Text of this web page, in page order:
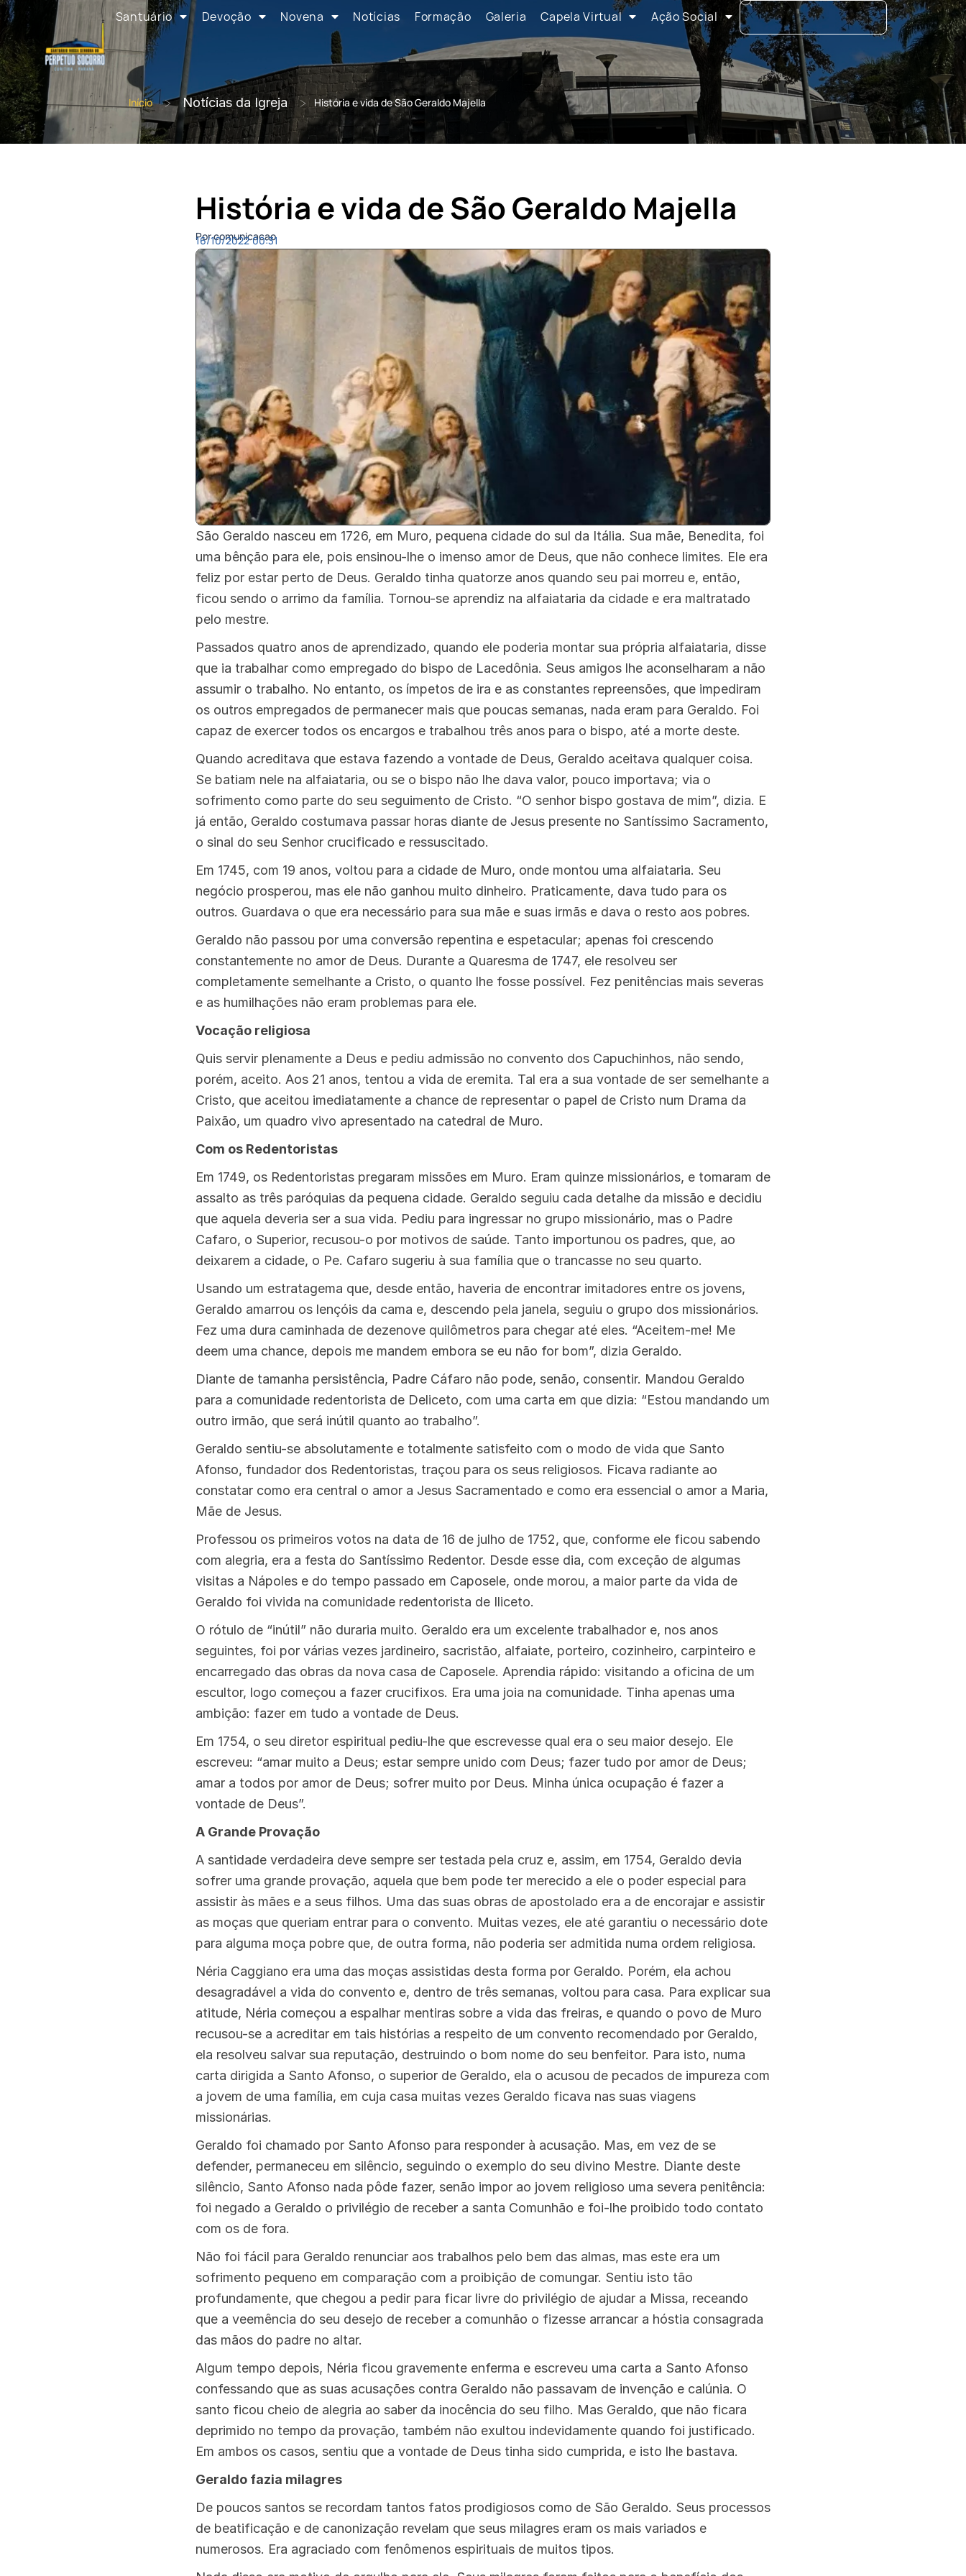
Santuário Devoção Novena Notícias Formação Galeria Capela Virtual Ação Social
Início > Notícias da Igreja > História e vida de São Geraldo Majella
História e vida de São Geraldo Majella
Por comunicacao
16/10/2022 00:31
São Geraldo nasceu em 1726, em Muro, pequena cidade do sul da Itália. Sua mãe, Benedita, foi
uma bênção para ele, pois ensinou-lhe o imenso amor de Deus, que não conhece limites. Ele era
feliz por estar perto de Deus. Geraldo tinha quatorze anos quando seu pai morreu e, então,
ficou sendo o arrimo da família. Tornou-se aprendiz na alfaiataria da cidade e era maltratado
pelo mestre.
Passados quatro anos de aprendizado, quando ele poderia montar sua própria alfaiataria, disse
que ia trabalhar como empregado do bispo de Lacedônia. Seus amigos lhe aconselharam a não
assumir o trabalho. No entanto, os ímpetos de ira e as constantes repreensões, que impediram
os outros empregados de permanecer mais que poucas semanas, nada eram para Geraldo. Foi
capaz de exercer todos os encargos e trabalhou três anos para o bispo, até a morte deste.
Quando acreditava que estava fazendo a vontade de Deus, Geraldo aceitava qualquer coisa.
Se batiam nele na alfaiataria, ou se o bispo não lhe dava valor, pouco importava; via o
sofrimento como parte do seu seguimento de Cristo. “O senhor bispo gostava de mim”, dizia. E
já então, Geraldo costumava passar horas diante de Jesus presente no Santíssimo Sacramento,
o sinal do seu Senhor crucificado e ressuscitado.
Em 1745, com 19 anos, voltou para a cidade de Muro, onde montou uma alfaiataria. Seu
negócio prosperou, mas ele não ganhou muito dinheiro. Praticamente, dava tudo para os
outros. Guardava o que era necessário para sua mãe e suas irmãs e dava o resto aos pobres.
Geraldo não passou por uma conversão repentina e espetacular; apenas foi crescendo
constantemente no amor de Deus. Durante a Quaresma de 1747, ele resolveu ser
completamente semelhante a Cristo, o quanto lhe fosse possível. Fez penitências mais severas
e as humilhações não eram problemas para ele.
Vocação religiosa
Quis servir plenamente a Deus e pediu admissão no convento dos Capuchinhos, não sendo,
porém, aceito. Aos 21 anos, tentou a vida de eremita. Tal era a sua vontade de ser semelhante a
Cristo, que aceitou imediatamente a chance de representar o papel de Cristo num Drama da
Paixão, um quadro vivo apresentado na catedral de Muro.
Com os Redentoristas
Em 1749, os Redentoristas pregaram missões em Muro. Eram quinze missionários, e tomaram de
assalto as três paróquias da pequena cidade. Geraldo seguiu cada detalhe da missão e decidiu
que aquela deveria ser a sua vida. Pediu para ingressar no grupo missionário, mas o Padre
Cafaro, o Superior, recusou-o por motivos de saúde. Tanto importunou os padres, que, ao
deixarem a cidade, o Pe. Cafaro sugeriu à sua família que o trancasse no seu quarto.
Usando um estratagema que, desde então, haveria de encontrar imitadores entre os jovens,
Geraldo amarrou os lençóis da cama e, descendo pela janela, seguiu o grupo dos missionários.
Fez uma dura caminhada de dezenove quilômetros para chegar até eles. “Aceitem-me! Me
deem uma chance, depois me mandem embora se eu não for bom”, dizia Geraldo.
Diante de tamanha persistência, Padre Cáfaro não pode, senão, consentir. Mandou Geraldo
para a comunidade redentorista de Deliceto, com uma carta em que dizia: “Estou mandando um
outro irmão, que será inútil quanto ao trabalho”.
Geraldo sentiu-se absolutamente e totalmente satisfeito com o modo de vida que Santo
Afonso, fundador dos Redentoristas, traçou para os seus religiosos. Ficava radiante ao
constatar como era central o amor a Jesus Sacramentado e como era essencial o amor a Maria,
Mãe de Jesus.
Professou os primeiros votos na data de 16 de julho de 1752, que, conforme ele ficou sabendo
com alegria, era a festa do Santíssimo Redentor. Desde esse dia, com exceção de algumas
visitas a Nápoles e do tempo passado em Caposele, onde morou, a maior parte da vida de
Geraldo foi vivida na comunidade redentorista de Iliceto.
O rótulo de “inútil” não duraria muito. Geraldo era um excelente trabalhador e, nos anos
seguintes, foi por várias vezes jardineiro, sacristão, alfaiate, porteiro, cozinheiro, carpinteiro e
encarregado das obras da nova casa de Caposele. Aprendia rápido: visitando a oficina de um
escultor, logo começou a fazer crucifixos. Era uma joia na comunidade. Tinha apenas uma
ambição: fazer em tudo a vontade de Deus.
Em 1754, o seu diretor espiritual pediu-lhe que escrevesse qual era o seu maior desejo. Ele
escreveu: “amar muito a Deus; estar sempre unido com Deus; fazer tudo por amor de Deus;
amar a todos por amor de Deus; sofrer muito por Deus. Minha única ocupação é fazer a
vontade de Deus”.
A Grande Provação
A santidade verdadeira deve sempre ser testada pela cruz e, assim, em 1754, Geraldo devia
sofrer uma grande provação, aquela que bem pode ter merecido a ele o poder especial para
assistir às mães e a seus filhos. Uma das suas obras de apostolado era a de encorajar e assistir
as moças que queriam entrar para o convento. Muitas vezes, ele até garantiu o necessário dote
para alguma moça pobre que, de outra forma, não poderia ser admitida numa ordem religiosa.
Néria Caggiano era uma das moças assistidas desta forma por Geraldo. Porém, ela achou
desagradável a vida do convento e, dentro de três semanas, voltou para casa. Para explicar sua
atitude, Néria começou a espalhar mentiras sobre a vida das freiras, e quando o povo de Muro
recusou-se a acreditar em tais histórias a respeito de um convento recomendado por Geraldo,
ela resolveu salvar sua reputação, destruindo o bom nome do seu benfeitor. Para isto, numa
carta dirigida a Santo Afonso, o superior de Geraldo, ela o acusou de pecados de impureza com
a jovem de uma família, em cuja casa muitas vezes Geraldo ficava nas suas viagens
missionárias.
Geraldo foi chamado por Santo Afonso para responder à acusação. Mas, em vez de se
defender, permaneceu em silêncio, seguindo o exemplo do seu divino Mestre. Diante deste
silêncio, Santo Afonso nada pôde fazer, senão impor ao jovem religioso uma severa penitência:
foi negado a Geraldo o privilégio de receber a santa Comunhão e foi-lhe proibido todo contato
com os de fora.
Não foi fácil para Geraldo renunciar aos trabalhos pelo bem das almas, mas este era um
sofrimento pequeno em comparação com a proibição de comungar. Sentiu isto tão
profundamente, que chegou a pedir para ficar livre do privilégio de ajudar a Missa, receando
que a veemência do seu desejo de receber a comunhão o fizesse arrancar a hóstia consagrada
das mãos do padre no altar.
Algum tempo depois, Néria ficou gravemente enferma e escreveu uma carta a Santo Afonso
confessando que as suas acusações contra Geraldo não passavam de invenção e calúnia. O
santo ficou cheio de alegria ao saber da inocência do seu filho. Mas Geraldo, que não ficara
deprimido no tempo da provação, também não exultou indevidamente quando foi justificado.
Em ambos os casos, sentiu que a vontade de Deus tinha sido cumprida, e isto lhe bastava.
Geraldo fazia milagres
De poucos santos se recordam tantos fatos prodigiosos como de São Geraldo. Seus processos
de beatificação e de canonização revelam que seus milagres eram os mais variados e
numerosos. Era agraciado com fenômenos espirituais de muitos tipos.